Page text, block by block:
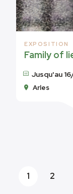
EXPOSITION
Family of
Jusqu'au
Arles
1 2